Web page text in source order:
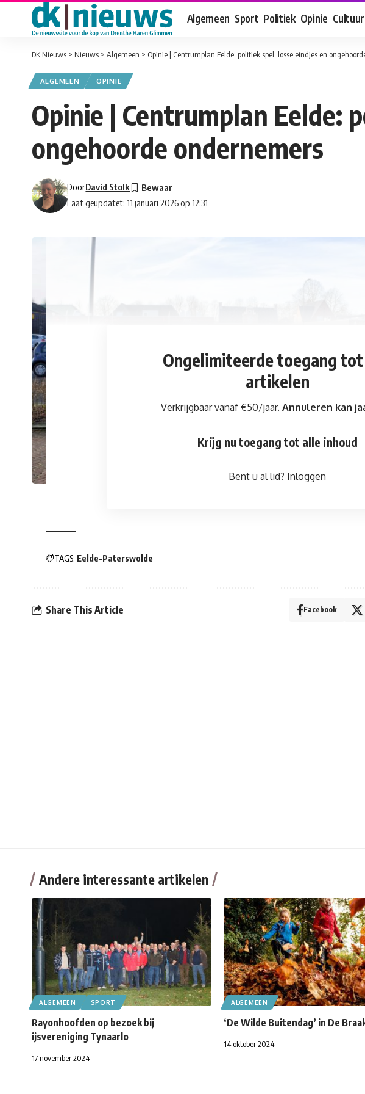
Algemeen Sport Politiek Opinie Cultuur
DK Nieuws > Nieuws > Algemeen > Opinie | Centrumplan Eelde: politiek spel, losse eindjes en
ALGEMEEN OPINIE
Opinie | Centrumplan Eelde:
ongehoorde ondernemers
Laat geüpdatet: 11 januari 2026 op 12:31
DoorDavid Stolk
Ongelimiteerde toegang tot
artikelen
Verkrijgbaar vanaf €50/jaar.Annuleren kan
Krijg nu toegang tot alle inhoud
Bent u al lid? Inloggen
TAGS: Eelde-Paterswolde
Share This Article Facebook
Andere interessante artikelen
ALGEMEEN SPORT
Rayonhoofden op bezoek bij
ijsvereniging Tynaarlo
17 november 2024
ALGEMEEN
‘De Wilde Buitendag’ in De
14 oktober 2024